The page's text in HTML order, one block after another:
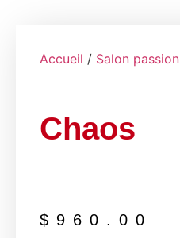
Accueil / Salon passion
Chaos
$ 960.00